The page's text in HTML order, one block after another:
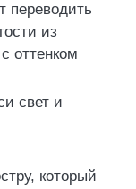
переводить
из
оттенком
свет и
который